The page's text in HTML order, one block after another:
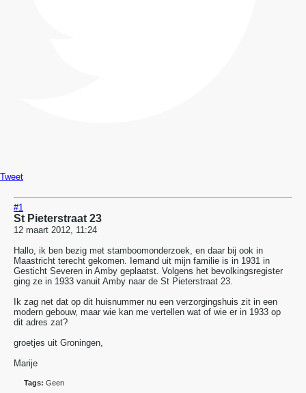
Tweet
#1
St Pieterstraat 23
12 maart 2012, 11:24
Hallo, ik ben bezig met stamboomonderzoek, en daar bij ook in
Maastricht terecht gekomen. Iemand uit mijn familie is in 1931 in
Gesticht Severen in Amby geplaatst. Volgens het bevolkingsregister
ging ze in 1933 vanuit Amby naar de St Pieterstraat 23.
Ik zag net dat op dit huisnummer nu een verzorgingshuis zit in een
modern gebouw, maar wie kan me vertellen wat of wie er in 1933 op
dit adres zat?
groetjes uit Groningen,
Marije
Tags: Geen